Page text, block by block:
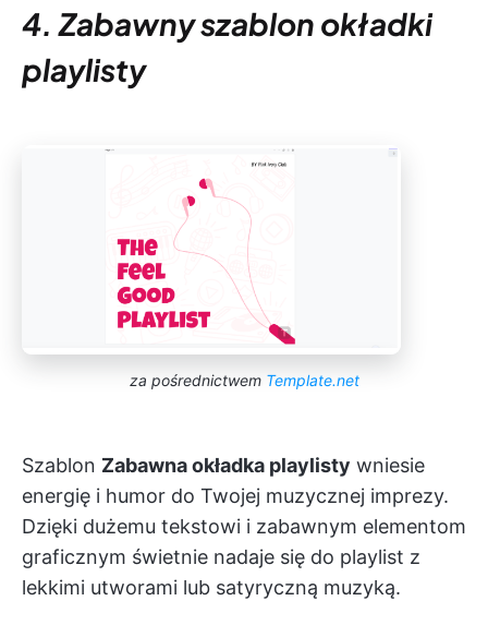
4. Zabawny szablon okładki
playlisty
za pośrednictwem Template.net
Szablon Zabawna okładka playlisty wniesie
energię i humor do Twojej muzycznej imprezy.
Dzięki dużemu tekstowi i zabawnym elementom
graficznym świetnie nadaje się do playlist z
lekkimi utworami lub satyryczną muzyką.